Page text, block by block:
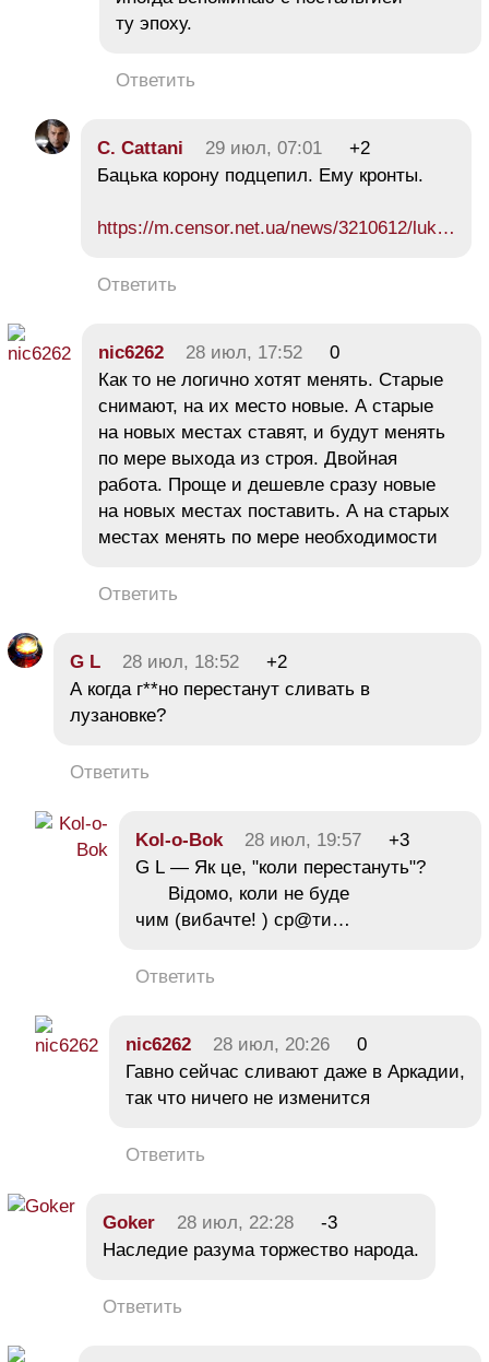
ту эпоху.
Ответить
C. Cattani 29 июл, 07:01
+2
Бацька корону подцепил. Ему кронты.
https://m.censor.net.ua/news/3210612/luk…
Ответить
nic6262 28 июл, 17:52
0
Как то не логично хотят менять. Старые
снимают, на их место новые. А старые
на новых местах ставят, и будут менять
по мере выхода из строя. Двойная
работа. Проще и дешевле сразу новые
на новых местах поставить. А на старых
местах менять по мере необходимости
Ответить
G L 28 июл, 18:52
+2
А когда г**но перестанут сливать в
лузановке?
Ответить
Kol-o-Bok 28 июл, 19:57
+3
G L — Як це, "коли перестануть"?
Відомо, коли не буде
чим (вибачте! ) ср@ти…
Ответить
nic6262 28 июл, 20:26
0
Гавно сейчас сливают даже в Аркадии,
так что ничего не изменится
Ответить
Goker 28 июл, 22:28
-3
Наследие разума торжество народа.
Ответить